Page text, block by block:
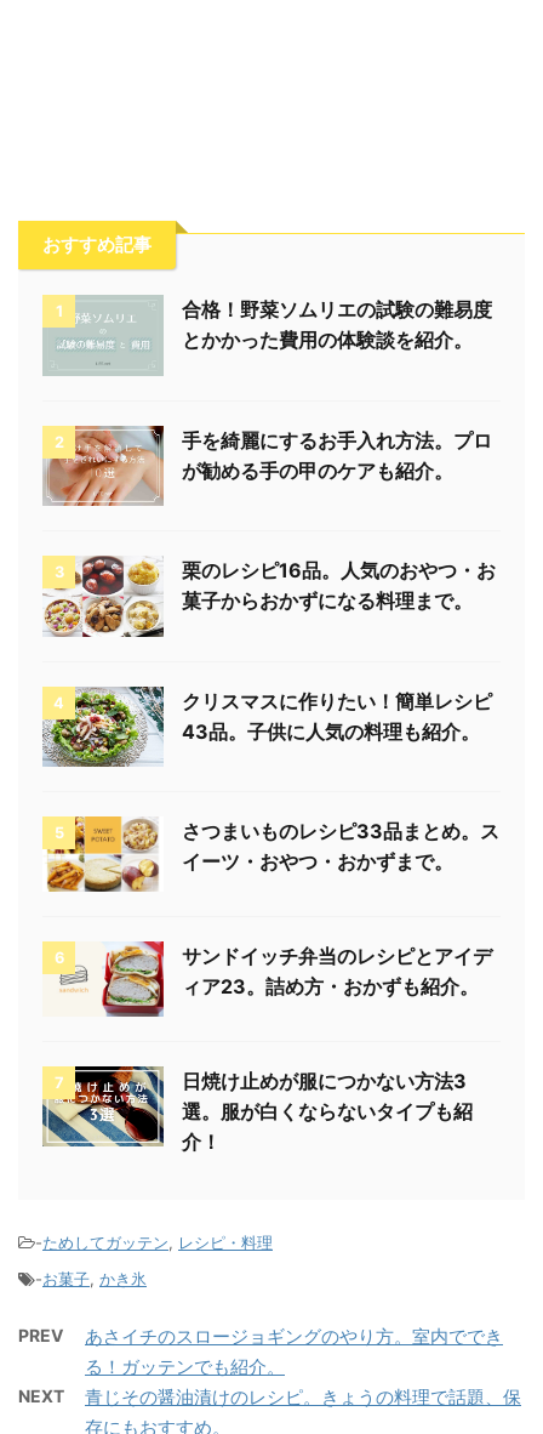
おすすめ記事
1
合格！野菜ソムリエの試験の難易度
とかかった費用の体験談を紹介。
2
手を綺麗にするお手入れ方法。プロ
が勧める手の甲のケアも紹介。
3
栗のレシピ16品。人気のおやつ・お
菓子からおかずになる料理まで。
4
クリスマスに作りたい！簡単レシピ
43品。子供に人気の料理も紹介。
5
さつまいものレシピ33品まとめ。ス
イーツ・おやつ・おかずまで。
6
サンドイッチ弁当のレシピとアイデ
ィア23。詰め方・おかずも紹介。
7
日焼け止めが服につかない方法3
選。服が白くならないタイプも紹
介！
-ためしてガッテン, レシピ・料理
-お菓子, かき氷
PREV
あさイチのスロージョギングのやり方。室内ででき
る！ガッテンでも紹介。
NEXT
青じその醤油漬けのレシピ。きょうの料理で話題、保
存にもおすすめ。